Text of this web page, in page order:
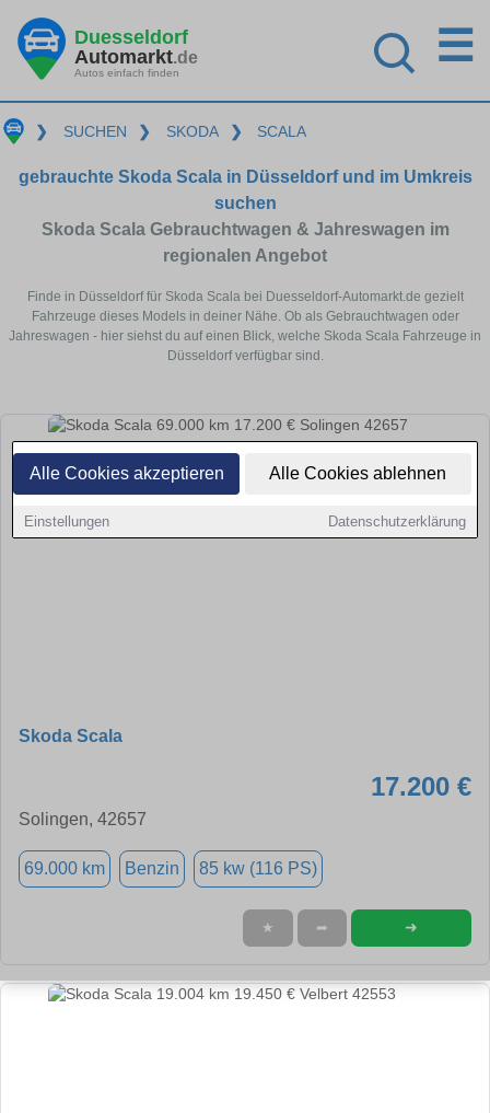
Alle Cookies akzeptieren Alle Cookies ablehnen
Einstellungen Datenschutzerklärung
Duesseldorf
Automarkt.de
Autos einfach finden
☰
❯ SUCHEN ❯ SKODA ❯ SCALA
gebrauchte Skoda Scala in Düsseldorf und im Umkreis
suchen
Skoda Scala Gebrauchtwagen & Jahreswagen im
regionalen Angebot
Finde in Düsseldorf für Skoda Scala bei Duesseldorf-Automarkt.de gezielt
Fahrzeuge dieses Models in deiner Nähe. Ob als Gebrauchtwagen oder
Jahreswagen - hier siehst du auf einen Blick, welche Skoda Scala Fahrzeuge in
Düsseldorf verfügbar sind.
Skoda Scala
17.200 €
Solingen, 42657
69.000 km Benzin 85 kw (116 PS)
★ ➦ ➜